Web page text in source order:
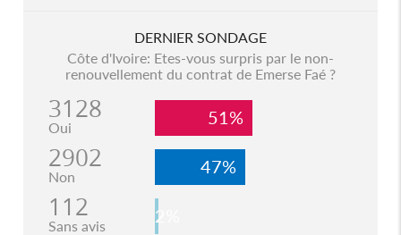
DERNIER SONDAGE
Côte d'Ivoire: Etes-vous surpris par le non-
renouvellement du contrat de Emerse Faé ?
3128
Oui 51%
2902
Non 47%
112
Sans avis 2%